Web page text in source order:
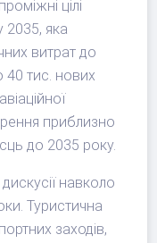
цілі
2035, яка
витрат до
40 тис. нових
приблизно
до 2035 року.
навколо
Туристична
заходів,